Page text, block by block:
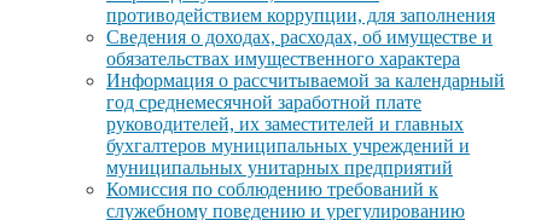
противодействием коррупции, для заполнения
Сведения о доходах, расходах, об имуществе и
обязательствах имущественного характера
Информация о рассчитываемой за календарный
год среднемесячной заработной плате
руководителей, их заместителей и главных
бухгалтеров муниципальных учреждений и
муниципальных унитарных предприятий
Комиссия по соблюдению требований к
служебному поведению и урегулированию